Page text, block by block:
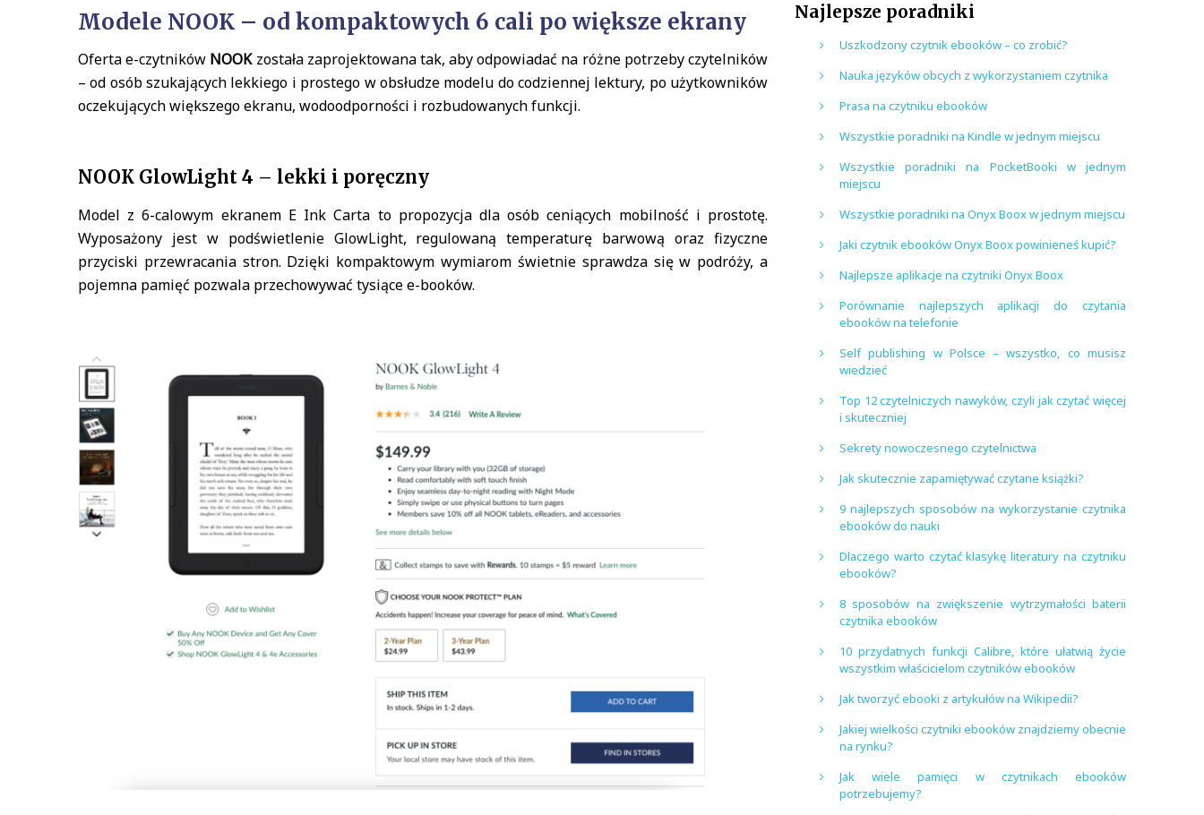
Modele NOOK – od kompaktowych 6 cali po większe ekrany
Oferta e-czytników NOOKzostała zaprojektowana tak, aby odpowiadać na różne potrzeby czytelników
– od osób szukających lekkiego i prostego w obsłudze modelu do codziennej lektury, po użytkowników
oczekujących większego ekranu, wodoodporności i rozbudowanych funkcji.
NOOK GlowLight 4 – lekki i poręczny
Model z 6-calowym ekranem E Ink Carta to propozycja dla osób ceniących mobilność i prostotę.
Wyposażony jest w podświetlenie GlowLight, regulowaną temperaturę barwową oraz fizyczne
przyciski przewracania stron. Dzięki kompaktowym wymiarom świetnie sprawdza się w podróży, a
pojemna pamięć pozwala przechowywać tysiące e-booków.
Najlepsze poradniki
Uszkodzony czytnik ebooków – co zrobić?
Nauka języków obcych z wykorzystaniem czytnika
Prasa na czytniku ebooków
Wszystkie poradniki na Kindle w jednym miejscu
Wszystkie poradniki na PocketBooki w jednym
miejscu
Wszystkie poradniki na Onyx Boox w jednym miejscu
Jaki czytnik ebooków Onyx Boox powinieneś kupić?
Najlepsze aplikacje na czytniki Onyx Boox
Porównanie najlepszych aplikacji do czytania
ebooków na telefonie
Self publishing w Polsce – wszystko, co musisz
wiedzieć
Top 12 czytelniczych nawyków, czyli jak czytać więcej
i skuteczniej
Sekrety nowoczesnego czytelnictwa
Jak skutecznie zapamiętywać czytane książki?
9 najlepszych sposobów na wykorzystanie czytnika
ebooków do nauki
Dlaczego warto czytać klasykę literatury na czytniku
ebooków?
8 sposobów na zwiększenie wytrzymałości baterii
czytnika ebooków
10 przydatnych funkcji Calibre, które ułatwią życie
wszystkim właścicielom czytników ebooków
Jak tworzyć ebooki z artykułów na Wikipedii?
Jakiej wielkości czytniki ebooków znajdziemy obecnie
na rynku?
Jak wiele pamięci w czytnikach ebooków
potrzebujemy?